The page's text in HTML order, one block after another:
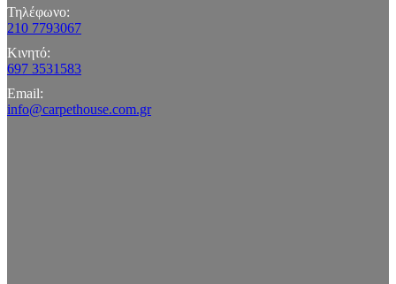
Τηλέφωνο:
210 7793067
Κινητό:
697 3531583
Email:
info@carpethouse.com.gr